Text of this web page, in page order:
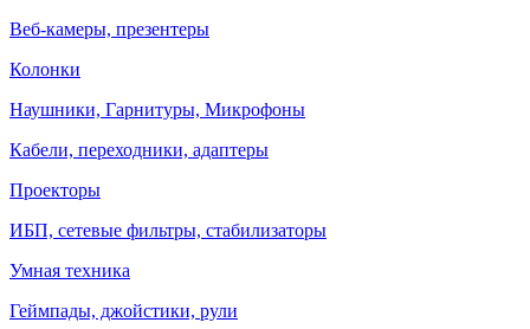
Веб-камеры, презентеры
Колонки
Наушники, Гарнитуры, Микрофоны
Кабели, переходники, адаптеры
Проекторы
ИБП, сетевые фильтры, стабилизаторы
Умная техника
Геймпады, джойстики, рули